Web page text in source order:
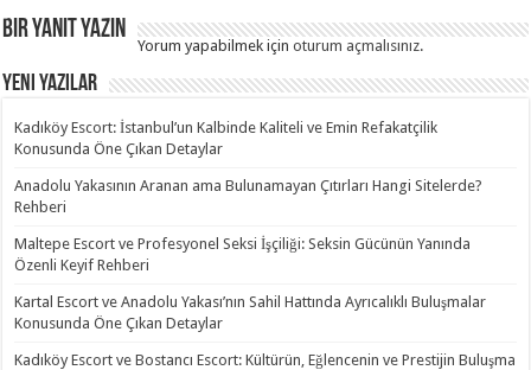
Bir yanıt yazın
Yorum yapabilmek içinoturum açmalısınız.
Yeni Yazılar
Kadıköy Escort: İstanbul’un Kalbinde Kaliteli ve Emin Refakatçilik
Konusunda Öne Çıkan Detaylar
Anadolu Yakasının Aranan ama Bulunamayan Çıtırları Hangi Sitelerde?
Rehberi
Maltepe Escort ve Profesyonel Seksi İşçiliği: Seksin Gücünün Yanında
Özenli Keyif Rehberi
Kartal Escort ve Anadolu Yakası’nın Sahil Hattında Ayrıcalıklı Buluşmalar
Konusunda Öne Çıkan Detaylar
Kadıköy Escort ve Bostancı Escort: Kültürün, Eğlencenin ve Prestijin Buluşma